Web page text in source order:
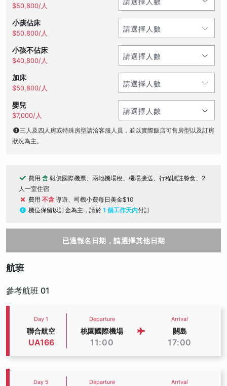
$50,800/人
小孩佔床
$50,800/人
小孩不佔床
$40,800/人
加床
$50,800/人
嬰兒
$7,000/人
三人及四人房或特殊房型請洽客服人員，並以實際飯店可售房型以及訂房
狀況為主。
費用 含 報價國際機票、兩地機場稅、機場接送、行程標註餐食、2
人一室住宿
費用 不含 導遊、司機小費每日美金$10
機位保留以訂金為主，請於 1 個工作天內付訂
已過報名日期，請選擇其他日期
航班
參考航班 01
Day 1
聯合航空
UA166
Departure
桃園國際機場
11:00
Arrival
關島
17:00
Day 5 Departure Arrival